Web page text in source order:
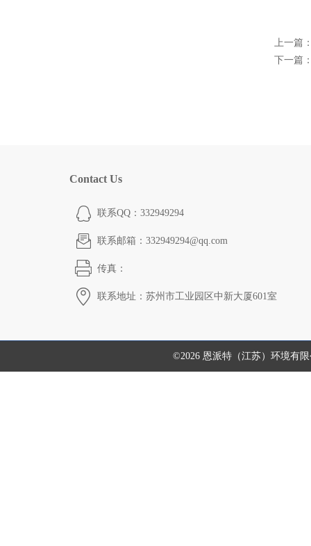
上一篇
下一篇
Contact Us
联系QQ：332949294
联系邮箱：332949294@qq.com
传真：
联系地址：苏州市工业园区中新大厦601室
©2026 恩派特（江苏）环境有